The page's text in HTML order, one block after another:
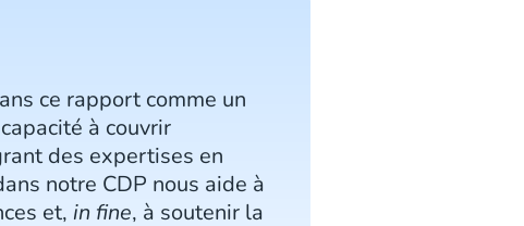
ce rapport comme un
à couvrir
des expertises en
notre CDP nous aide à
et, in fine, à soutenir la